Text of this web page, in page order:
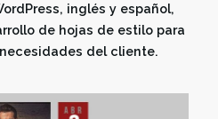
inglés y español,
de hojas de estilo para
del cliente.